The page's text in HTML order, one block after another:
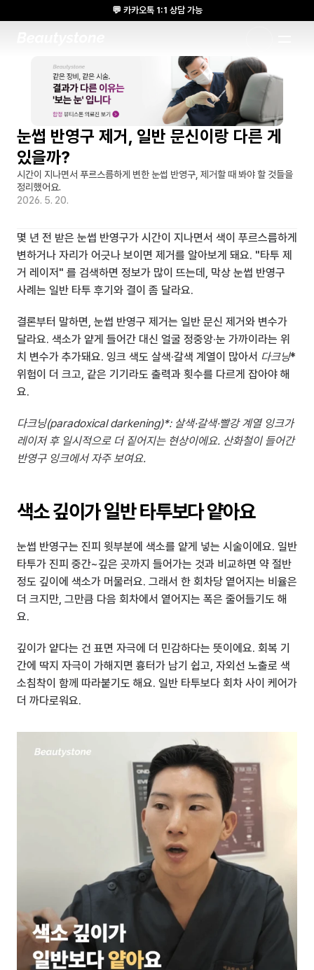
눈썹 반영구 제거, 일반 문신이랑 다른 게
있을까?
시간이 지나면서 푸르스름하게 변한 눈썹 반영구, 제거할 때 봐야 할 것들을
정리했어요.
2026. 5. 20.
몇 년 전 받은 눈썹 반영구가 시간이 지나면서 색이 푸르스름하게
변하거나 자리가 어긋나 보이면 제거를 알아보게 돼요. "타투 제
거 레이저" 를 검색하면 정보가 많이 뜨는데, 막상 눈썹 반영구
사례는 일반 타투 후기와 결이 좀 달라요.
결론부터 말하면, 눈썹 반영구 제거는 일반 문신 제거와 변수가
달라요. 색소가 얕게 들어간 대신 얼굴 정중앙·눈 가까이라는 위
치 변수가 추가돼요. 잉크 색도 살색·갈색 계열이 많아서 다크닝*
위험이 더 크고, 같은 기기라도 출력과 횟수를 다르게 잡아야 해
요.
다크닝(paradoxical darkening)*: 살색·갈색·빨강 계열 잉크가
레이저 후 일시적으로 더 짙어지는 현상이에요. 산화철이 들어간
반영구 잉크에서 자주 보여요.
색소 깊이가 일반 타투보다 얕아요
눈썹 반영구는 진피 윗부분에 색소를 얕게 넣는 시술이에요. 일반
타투가 진피 중간~깊은 곳까지 들어가는 것과 비교하면 약 절반
정도 깊이에 색소가 머물러요. 그래서 한 회차당 옅어지는 비율은
더 크지만, 그만큼 다음 회차에서 옅어지는 폭은 줄어들기도 해
요.
깊이가 얕다는 건 표면 자극에 더 민감하다는 뜻이에요. 회복 기
간에 딱지 자극이 가해지면 흉터가 남기 쉽고, 자외선 노출로 색
소침착이 함께 따라붙기도 해요. 일반 타투보다 회차 사이 케어가
더 까다로워요.
💬 카카오톡 1:1 상담 가능
🌸 뷰티스톤의원 메디톡스 방콕 Cadaver workshop 참석 🌸